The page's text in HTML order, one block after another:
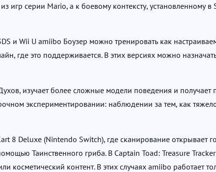
игр серии Mario, а к боевому контексту, установленному
и Wii U amiibo Боузер можно тренировать как
где это поддерживается. В этих версиях можно
изучает более сложные модели поведения и получает
экспериментировании: наблюдении за тем, как
8 Deluxe (Nintendo Switch), где сканирование открывает
Таинственного гриба. В Captain Toad: Treasure
контент. В этих случаях amiibo работает